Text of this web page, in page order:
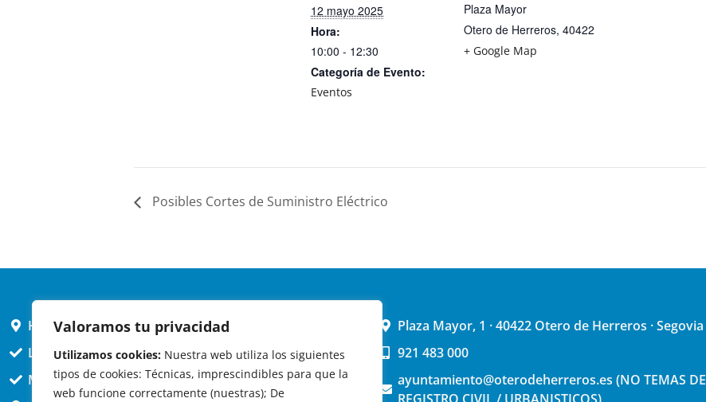
Valoramos tu privacidad
Utilizamos cookies: Nuestra web utiliza los siguientes
tipos de cookies: Técnicas, imprescindibles para que la
web funcione correctamente (nuestras); De
12 mayo 2025
Hora:
10:00 - 12:30
Categoría de Evento:
Eventos
Plaza Mayor
Otero de Herreros, 40422
+ Google Map
Posibles Cortes de Suministro Eléctrico
HORARIO AYUNTAMIENTO
L,X,J,V 9 a 14h
MARTES cerrado atención presencial
Plaza Mayor, 1 · 40422 Otero de Herreros · Segovia
921 483 000
ayuntamiento@oterodeherreros.es (NO TEMAS DE